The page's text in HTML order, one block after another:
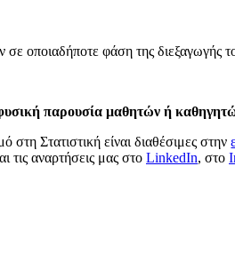
οποιαδήποτε φάση της διεξαγωγής
φυσική παρουσία μαθητών ή
Στατιστική είναι διαθέσιμες στην
τις αναρτήσεις μας στο LinkedIn, στο